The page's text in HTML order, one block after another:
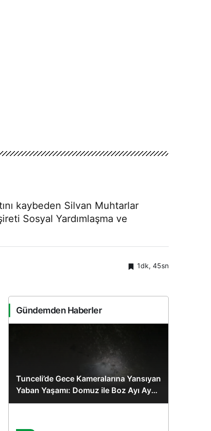
kaybeden Silvan Muhtarlar
Sosyal Yardımlaşma ve
1dk, 45sn
Gündemden Haberler
Tunceli’de Gece Kameralarına Yansıyan
Yaban Yaşamı: Domuz ile Boz Ayı Aynı
Karede